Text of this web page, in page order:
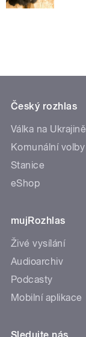
Český rozhlas
Válka na Ukrajině
Komunální volby
Stanice
eShop
mujRozhlas
Živé vysílání
Audioarchiv
Podcasty
Mobilní aplikace
Sledujte nás